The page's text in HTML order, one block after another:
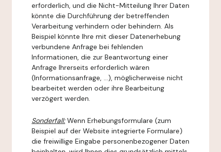
erforderlich, und die Nicht-Mitteilung Ihrer Daten
könnte die Durchführung der betreffenden
Verarbeitung verhindern oder behindern. Als
Beispiel könnte Ihre mit dieser Datenerhebung
verbundene Anfrage bei fehlenden
Informationen, die zur Beantwortung einer
Anfrage Ihrerseits erforderlich wären
(Informationsanfrage, ...), möglicherweise nicht
bearbeitet werden oder ihre Bearbeitung
verzögert werden.
Sonderfall:Wenn Erhebungsformulare (zum
Beispiel auf der Website integrierte Formulare)
die freiwillige Eingabe personenbezogener Daten